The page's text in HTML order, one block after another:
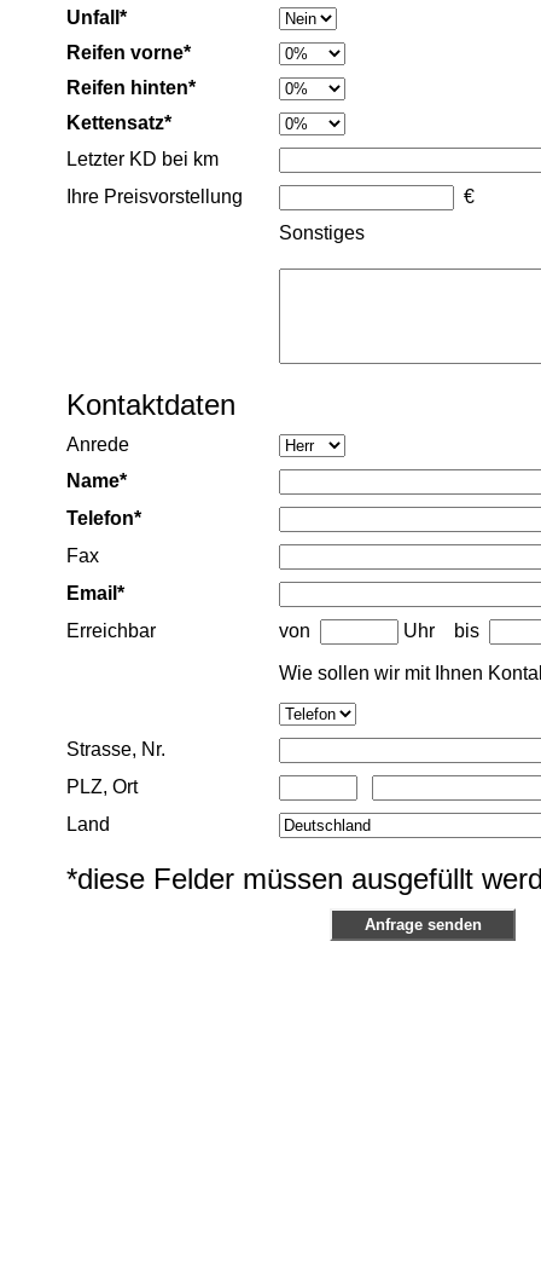
Unfall*
Reifen vorne*
Reifen hinten*
Kettensatz*
Letzter KD bei km
Ihre Preisvorstellung
€
Sonstiges
Kontaktdaten
Anrede
Name*
Telefon*
Fax
Email*
Erreichbar
von Uhr bis
Wie sollen wir mit Ihnen
Strasse, Nr.
PLZ, Ort
Land
*diese Felder müssen ausgefüllt
Anfrage senden